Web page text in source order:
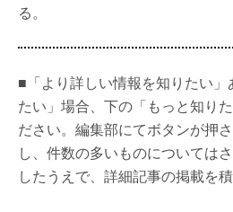
る。
■「より詳しい情報を知りたい」
たい」場合、下の「もっと知り
ださい。編集部にてボタンが押
し、件数の多いものについては
したうえで、詳細記事の掲載を